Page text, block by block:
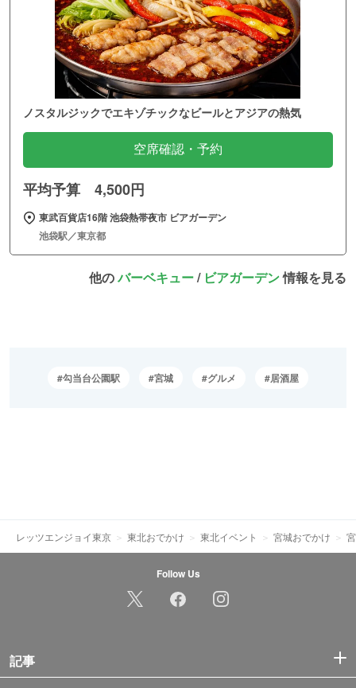
ノスタルジックでエキゾチックなビールとアジアの熱気
空席確認・予約
平均予算 4,500円
東武百貨店16階 池袋熱帯夜市 ビアガーデン
池袋駅／東京都
他のバーベキュー/ ビアガーデン情報を見る
勾当台公園駅 宮城 グルメ 居酒屋
レッツエンジョイ東京 東北おでかけ 東北イベント 宮城おでかけ
Follow Us
記事